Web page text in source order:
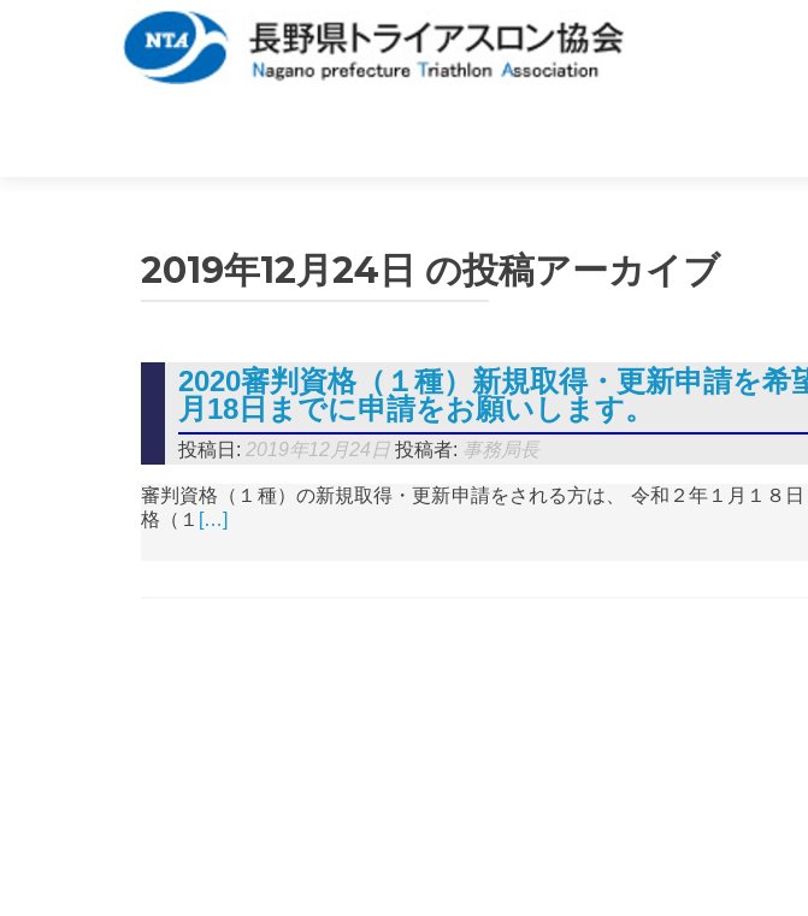
2019年12月24日 の投稿アーカイブ
2020審判資格（１種）新規取得・更新申請を希
月18日までに申請をお願いします。
投稿日:2019年12月24日 投稿者: 事務局長
審判資格（１種）の新規取得・更新申請をされる方は、 令和２年１月１８
格（１ […]